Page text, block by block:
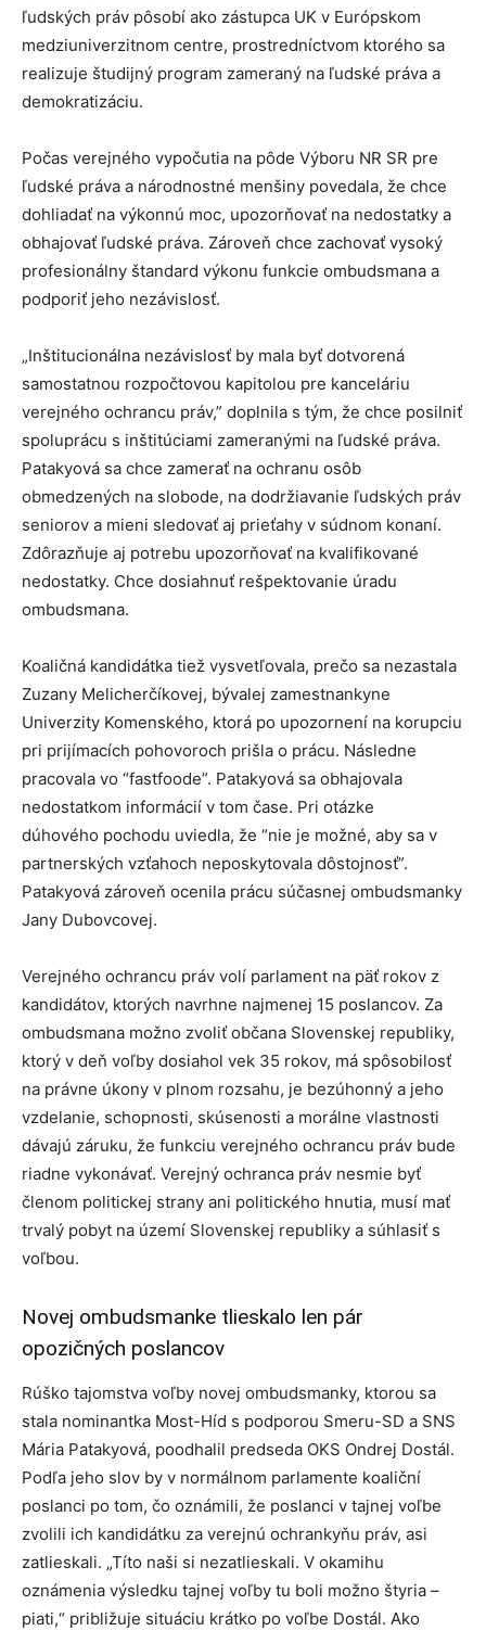
ľudských práv pôsobí ako zástupca UK v Európskom
medziuniverzitnom centre, prostredníctvom ktorého sa
realizuje študijný program zameraný na ľudské práva a
demokratizáciu.
Počas verejného vypočutia na pôde Výboru NR SR pre
ľudské práva a národnostné menšiny povedala, že chce
dohliadať na výkonnú moc, upozorňovať na nedostatky a
obhajovať ľudské práva. Zároveň chce zachovať vysoký
profesionálny štandard výkonu funkcie ombudsmana a
podporiť jeho nezávislosť.
„Inštitucionálna nezávislosť by mala byť dotvorená
samostatnou rozpočtovou kapitolou pre kanceláriu
verejného ochrancu práv,” doplnila s tým, že chce posilniť
spoluprácu s inštitúciami zameranými na ľudské práva.
Patakyová sa chce zamerať na ochranu osôb
obmedzených na slobode, na dodržiavanie ľudských práv
seniorov a mieni sledovať aj prieťahy v súdnom konaní.
Zdôrazňuje aj potrebu upozorňovať na kvalifikované
nedostatky. Chce dosiahnuť rešpektovanie úradu
ombudsmana.
Koaličná kandidátka tiež vysvetľovala, prečo sa nezastala
Zuzany Melicherčíkovej, bývalej zamestnankyne
Univerzity Komenského, ktorá po upozornení na korupciu
pri prijímacích pohovoroch prišla o prácu. Následne
pracovala vo “fastfoode”. Patakyová sa obhajovala
nedostatkom informácií v tom čase. Pri otázke
dúhového pochodu uviedla, že “nie je možné, aby sa v
partnerských vzťahoch neposkytovala dôstojnosť”.
Patakyová zároveň ocenila prácu súčasnej ombudsmanky
Jany Dubovcovej.
Verejného ochrancu práv volí parlament na päť rokov z
kandidátov, ktorých navrhne najmenej 15 poslancov. Za
ombudsmana možno zvoliť občana Slovenskej republiky,
ktorý v deň voľby dosiahol vek 35 rokov, má spôsobilosť
na právne úkony v plnom rozsahu, je bezúhonný a jeho
vzdelanie, schopnosti, skúsenosti a morálne vlastnosti
dávajú záruku, že funkciu verejného ochrancu práv bude
riadne vykonávať. Verejný ochranca práv nesmie byť
členom politickej strany ani politického hnutia, musí mať
trvalý pobyt na území Slovenskej republiky a súhlasiť s
voľbou.
Novej ombudsmanke tlieskalo len pár
opozičných poslancov
Rúško tajomstva voľby novej ombudsmanky, ktorou sa
stala nominantka Most-Híd s podporou Smeru-SD a SNS
Mária Patakyová, poodhalil predseda OKS Ondrej Dostál.
Podľa jeho slov by v normálnom parlamente koaliční
poslanci po tom, čo oznámili, že poslanci v tajnej voľbe
zvolili ich kandidátku za verejnú ochrankyňu práv, asi
zatlieskali. „Títo naši si nezatlieskali. V okamihu
oznámenia výsledku tajnej voľby tu boli možno štyria –
piati,“ približuje situáciu krátko po voľbe Dostál. Ako